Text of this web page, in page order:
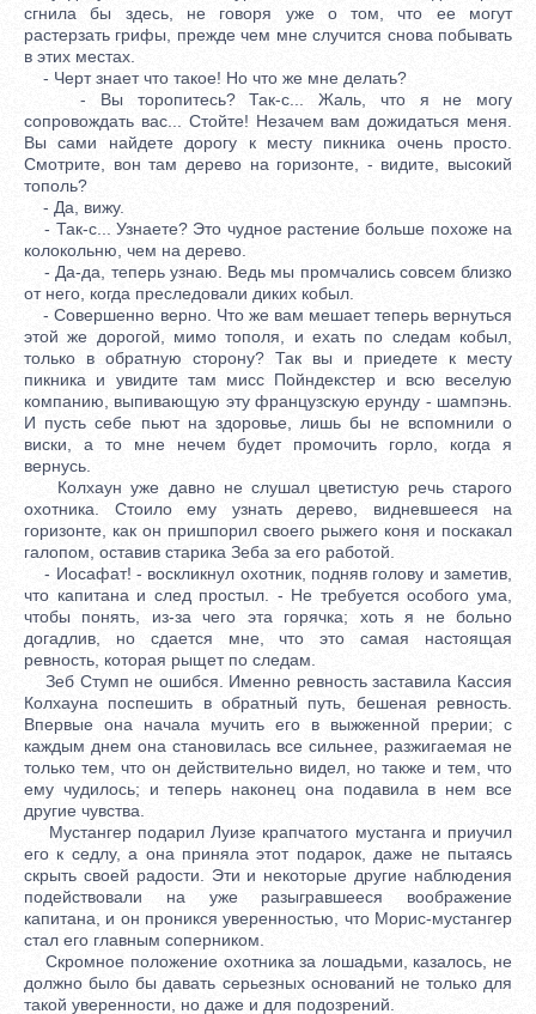
сгнила бы здесь, не говоря уже о том, что ее могут
растерзать грифы, прежде чем мне случится снова побывать
в этих местах.
- Черт знает что такое! Но что же мне делать?
- Вы торопитесь? Так-с... Жаль, что я не могу
сопровождать вас... Стойте! Незачем вам дожидаться меня.
Вы сами найдете дорогу к месту пикника очень просто.
Смотрите, вон там дерево на горизонте, - видите, высокий
тополь?
- Да, вижу.
- Так-с... Узнаете? Это чудное растение больше похоже на
колокольню, чем на дерево.
- Да-да, теперь узнаю. Ведь мы промчались совсем близко
от него, когда преследовали диких кобыл.
- Совершенно верно. Что же вам мешает теперь вернуться
этой же дорогой, мимо тополя, и ехать по следам кобыл,
только в обратную сторону? Так вы и приедете к месту
пикника и увидите там мисс Пойндекстер и всю веселую
компанию, выпивающую эту французскую ерунду - шампэнь.
И пусть себе пьют на здоровье, лишь бы не вспомнили о
виски, а то мне нечем будет промочить горло, когда я
вернусь.
Колхаун уже давно не слушал цветистую речь старого
охотника. Стоило ему узнать дерево, видневшееся на
горизонте, как он пришпорил своего рыжего коня и поскакал
галопом, оставив старика Зеба за его работой.
- Иосафат! - воскликнул охотник, подняв голову и заметив,
что капитана и след простыл. - Не требуется особого ума,
чтобы понять, из-за чего эта горячка; хоть я не больно
догадлив, но сдается мне, что это самая настоящая
ревность, которая рыщет по следам.
Зеб Стумп не ошибся. Именно ревность заставила Кассия
Колхауна поспешить в обратный путь, бешеная ревность.
Впервые она начала мучить его в выжженной прерии; с
каждым днем она становилась все сильнее, разжигаемая не
только тем, что он действительно видел, но также и тем, что
ему чудилось; и теперь наконец она подавила в нем все
другие чувства.
Мустангер подарил Луизе крапчатого мустанга и приучил
его к седлу, а она приняла этот подарок, даже не пытаясь
скрыть своей радости. Эти и некоторые другие наблюдения
подействовали на уже разыгравшееся воображение
капитана, и он проникся уверенностью, что Морис-мустангер
стал его главным соперником.
Скромное положение охотника за лошадьми, казалось, не
должно было бы давать серьезных оснований не только для
такой уверенности, но даже и для подозрений.